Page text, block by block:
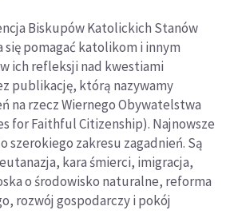
Biskupów Katolickich Stanów
się pomagać katolikom i innym
ich refleksji nad kwestiami
publikację, którą nazywamy
na rzecz Wiernego Obywatelstwa
for Faithful Citizenship). Najnowsze
szerokiego zakresu zagadnień. Są
kara śmierci, imigracja,
o środowisko naturalne, reforma
rozwój gospodarczy i pokój